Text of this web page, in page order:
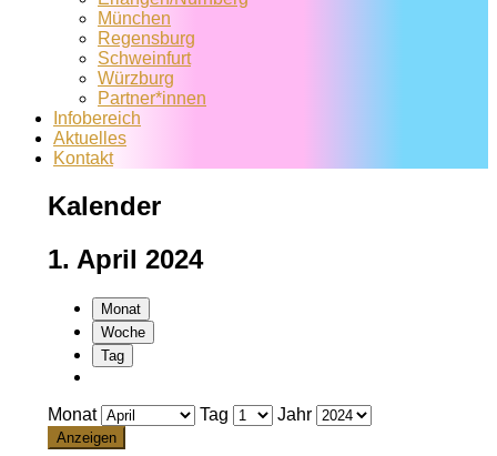
München
Regensburg
Schweinfurt
Würzburg
Partner*innen
Infobereich
Aktuelles
Kontakt
Kalender
1. April 2024
Monat
Woche
Tag
Monat Tag Jahr